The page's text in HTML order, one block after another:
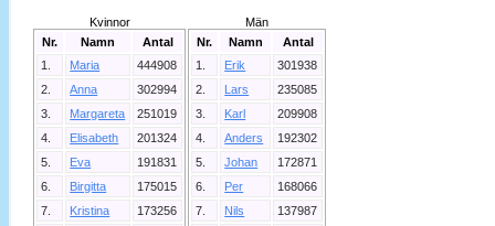
Kvinnor
Nr.
Namn
Antal
1.
Maria
444908
2.
Anna
302994
3.
Margareta
251019
4.
Elisabeth
201324
5.
Eva
191831
6.
Birgitta
175015
7.
Kristina
173256
Män
Nr.
Namn
Antal
1.
Erik
301938
2.
Lars
235085
3.
Karl
209908
4.
Anders
192302
5.
Johan
172871
6.
Per
168066
7.
Nils
137987